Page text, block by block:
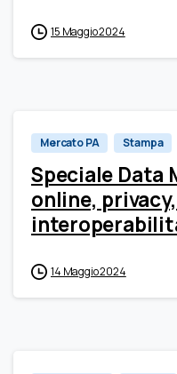
15 Maggio 2024
Mercato PA Stampa
Speciale Data
online,
14 Maggio 2024